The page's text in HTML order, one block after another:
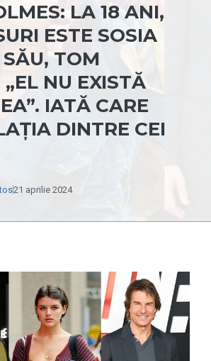
LA 18 ANI,
ESTE SOSIA
TOM
NU EXISTĂ
IATĂ CARE
DINTRE CEI
21 aprilie 2024